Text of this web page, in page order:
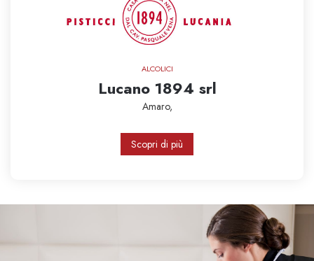
ALCOLICI
Lucano 1894 srl
Amaro,
Scopri di più